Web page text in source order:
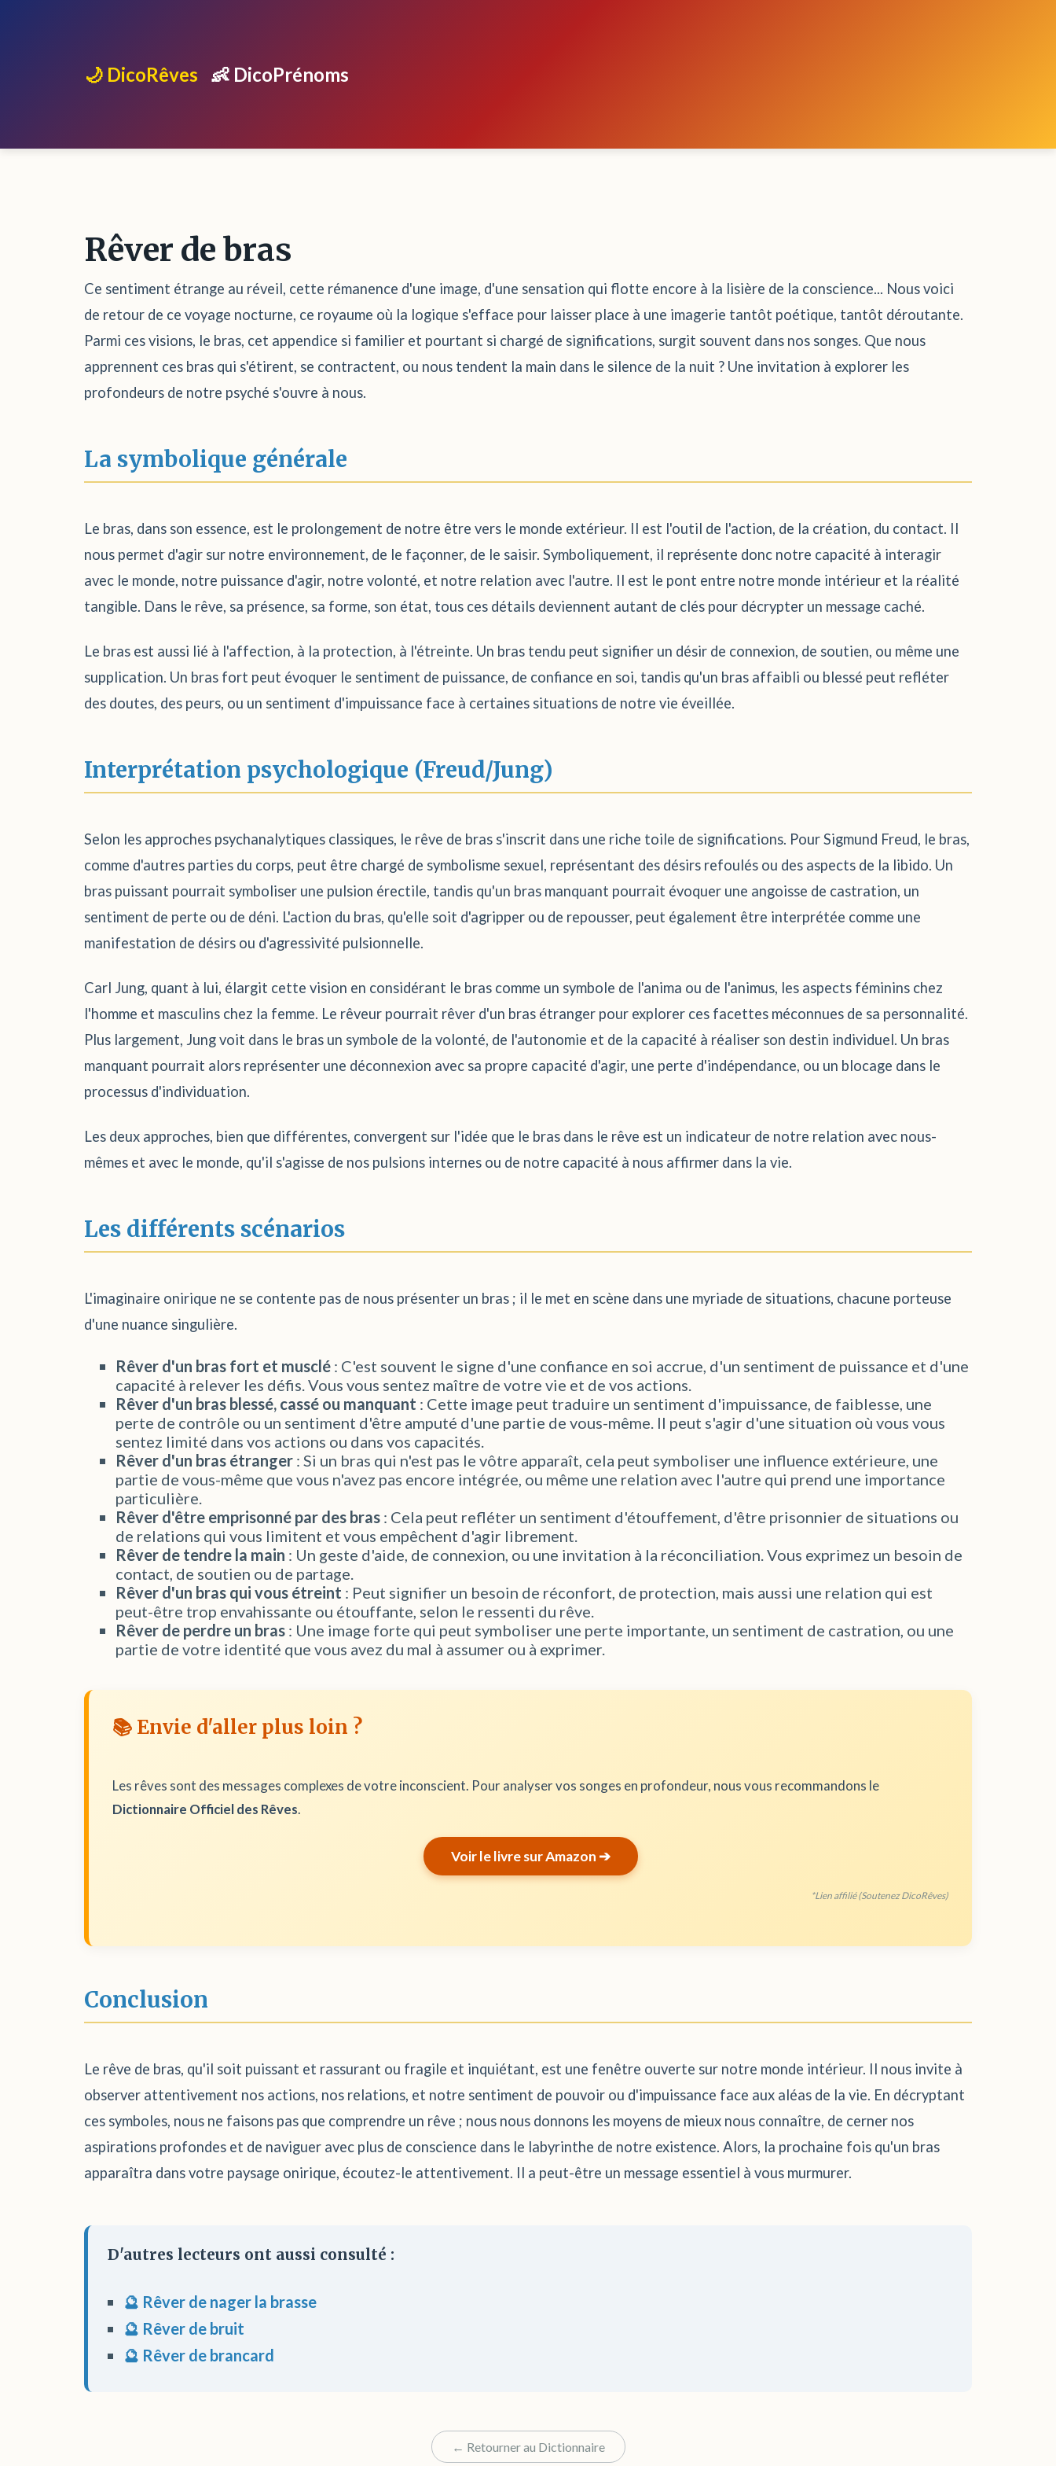
🌙 DicoRêves 👶 DicoPrénoms
Rêver de bras
Ce sentiment étrange au réveil, cette rémanence d'une image, d'une sensation qui flotte encore à la lisière de la conscience... Nous voici
de retour de ce voyage nocturne, ce royaume où la logique s'efface pour laisser place à une imagerie tantôt poétique, tantôt déroutante.
Parmi ces visions, le bras, cet appendice si familier et pourtant si chargé de significations, surgit souvent dans nos songes. Que nous
apprennent ces bras qui s'étirent, se contractent, ou nous tendent la main dans le silence de la nuit ? Une invitation à explorer les
profondeurs de notre psyché s'ouvre à nous.
La symbolique générale
Le bras, dans son essence, est le prolongement de notre être vers le monde extérieur. Il est l'outil de l'action, de la création, du contact. Il
nous permet d'agir sur notre environnement, de le façonner, de le saisir. Symboliquement, il représente donc notre capacité à interagir
avec le monde, notre puissance d'agir, notre volonté, et notre relation avec l'autre. Il est le pont entre notre monde intérieur et la réalité
tangible. Dans le rêve, sa présence, sa forme, son état, tous ces détails deviennent autant de clés pour décrypter un message caché.
Le bras est aussi lié à l'affection, à la protection, à l'étreinte. Un bras tendu peut signifier un désir de connexion, de soutien, ou même une
supplication. Un bras fort peut évoquer le sentiment de puissance, de confiance en soi, tandis qu'un bras affaibli ou blessé peut refléter
des doutes, des peurs, ou un sentiment d'impuissance face à certaines situations de notre vie éveillée.
Interprétation psychologique (Freud/Jung)
Selon les approches psychanalytiques classiques, le rêve de bras s'inscrit dans une riche toile de significations. Pour Sigmund Freud, le bras,
comme d'autres parties du corps, peut être chargé de symbolisme sexuel, représentant des désirs refoulés ou des aspects de la libido. Un
bras puissant pourrait symboliser une pulsion érectile, tandis qu'un bras manquant pourrait évoquer une angoisse de castration, un
sentiment de perte ou de déni. L'action du bras, qu'elle soit d'agripper ou de repousser, peut également être interprétée comme une
manifestation de désirs ou d'agressivité pulsionnelle.
Carl Jung, quant à lui, élargit cette vision en considérant le bras comme un symbole de l'anima ou de l'animus, les aspects féminins chez
l'homme et masculins chez la femme. Le rêveur pourrait rêver d'un bras étranger pour explorer ces facettes méconnues de sa personnalité.
Plus largement, Jung voit dans le bras un symbole de la volonté, de l'autonomie et de la capacité à réaliser son destin individuel. Un bras
manquant pourrait alors représenter une déconnexion avec sa propre capacité d'agir, une perte d'indépendance, ou un blocage dans le
processus d'individuation.
Les deux approches, bien que différentes, convergent sur l'idée que le bras dans le rêve est un indicateur de notre relation avec nous-
mêmes et avec le monde, qu'il s'agisse de nos pulsions internes ou de notre capacité à nous affirmer dans la vie.
Les différents scénarios
L'imaginaire onirique ne se contente pas de nous présenter un bras ; il le met en scène dans une myriade de situations, chacune porteuse
d'une nuance singulière.
Rêver d'un bras fort et musclé : C'est souvent le signe d'une confiance en soi accrue, d'un sentiment de puissance et d'une
capacité à relever les défis. Vous vous sentez maître de votre vie et de vos actions.
Rêver d'un bras blessé, cassé ou manquant : Cette image peut traduire un sentiment d'impuissance, de faiblesse, une
perte de contrôle ou un sentiment d'être amputé d'une partie de vous-même. Il peut s'agir d'une situation où vous vous
sentez limité dans vos actions ou dans vos capacités.
Rêver d'un bras étranger : Si un bras qui n'est pas le vôtre apparaît, cela peut symboliser une influence extérieure, une
partie de vous-même que vous n'avez pas encore intégrée, ou même une relation avec l'autre qui prend une importance
particulière.
Rêver d'être emprisonné par des bras : Cela peut refléter un sentiment d'étouffement, d'être prisonnier de situations ou
de relations qui vous limitent et vous empêchent d'agir librement.
Rêver de tendre la main : Un geste d'aide, de connexion, ou une invitation à la réconciliation. Vous exprimez un besoin de
contact, de soutien ou de partage.
Rêver d'un bras qui vous étreint : Peut signifier un besoin de réconfort, de protection, mais aussi une relation qui est
peut-être trop envahissante ou étouffante, selon le ressenti du rêve.
Rêver de perdre un bras : Une image forte qui peut symboliser une perte importante, un sentiment de castration, ou une
partie de votre identité que vous avez du mal à assumer ou à exprimer.
📚 Envie d'aller plus loin ?
Les rêves sont des messages complexes de votre inconscient. Pour analyser vos songes en profondeur, nous vous recommandons le
Dictionnaire Officiel des Rêves.
Voir le livre sur Amazon ➔
*Lien affilié (Soutenez DicoRêves)
Conclusion
Le rêve de bras, qu'il soit puissant et rassurant ou fragile et inquiétant, est une fenêtre ouverte sur notre monde intérieur. Il nous invite à
observer attentivement nos actions, nos relations, et notre sentiment de pouvoir ou d'impuissance face aux aléas de la vie. En décryptant
ces symboles, nous ne faisons pas que comprendre un rêve ; nous nous donnons les moyens de mieux nous connaître, de cerner nos
aspirations profondes et de naviguer avec plus de conscience dans le labyrinthe de notre existence. Alors, la prochaine fois qu'un bras
apparaîtra dans votre paysage onirique, écoutez-le attentivement. Il a peut-être un message essentiel à vous murmurer.
D'autres lecteurs ont aussi consulté :
🔮 Rêver de nager la brasse
🔮 Rêver de bruit
🔮 Rêver de brancard
← Retourner au Dictionnaire